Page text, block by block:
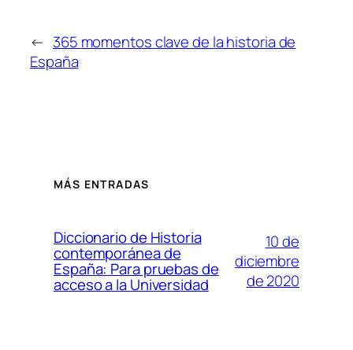
← 365 momentos clave de la historia de
España
MÁS ENTRADAS
Diccionario de Historia
contemporánea de
España: Para pruebas de
acceso a la Universidad
10 de
diciembre
de 2020